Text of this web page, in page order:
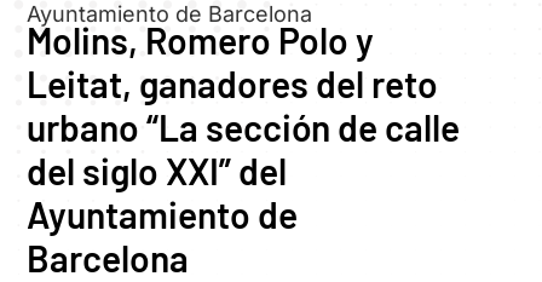
Ayuntamiento de Barcelona
Molins, Romero Polo y
Leitat, ganadores del reto
urbano “La sección de calle
del siglo XXI” del
Ayuntamiento de
Barcelona